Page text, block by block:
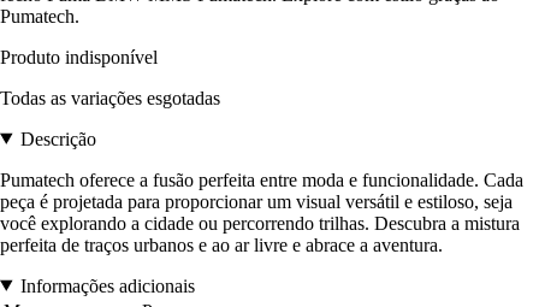
Pumatech.
Produto indisponível
Todas as variações esgotadas
Descrição
Pumatech oferece a fusão perfeita entre moda e funcionalidade. Cada
peça é projetada para proporcionar um visual versátil e estiloso, seja
você explorando a cidade ou percorrendo trilhas. Descubra a mistura
perfeita de traços urbanos e ao ar livre e abrace a aventura.
Informações adicionais